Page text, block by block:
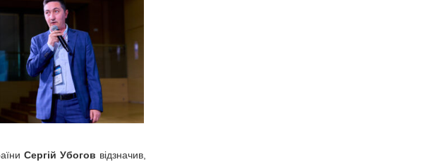
Сергій Убогов відзначив,